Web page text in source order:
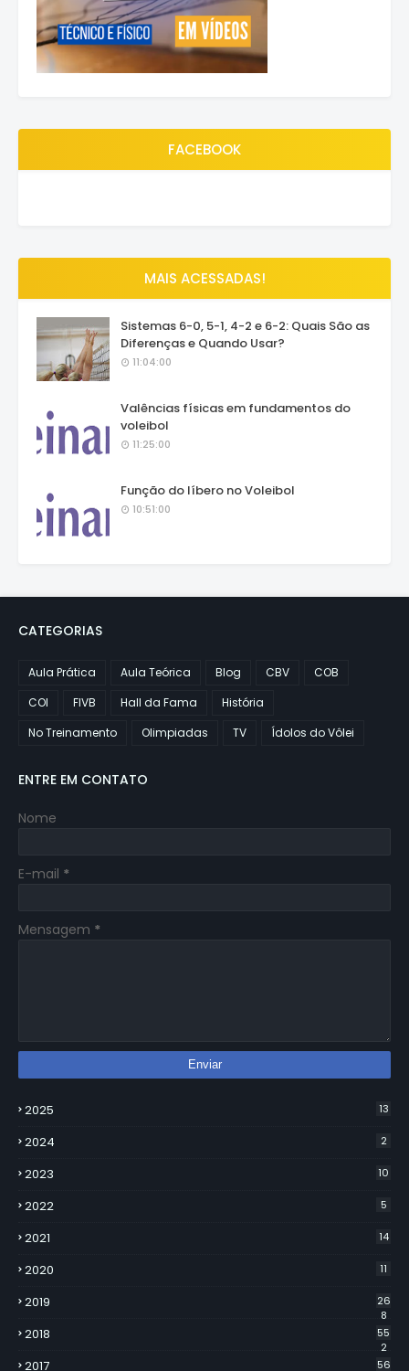
FACEBOOK
MAIS ACESSADAS!
Sistemas 6-0, 5-1, 4-2 e 6-2: Quais São as
Diferenças e Quando Usar?
11:04:00
Valências físicas em fundamentos do
voleibol
11:25:00
Função do líbero no Voleibol
10:51:00
CATEGORIAS
Aula Prática Aula Teórica Blog CBV
COB
COI
FIVB Hall da Fama
História
No Treinamento
Olimpiadas TV Ídolos do Vôlei
ENTRE EM CONTATO
Nome
E-mail *
Mensagem *
2025 13
2024 2
2023 10
2022 5
2021 14
2020 11
2019
26
8
2018
55
2
2017 56